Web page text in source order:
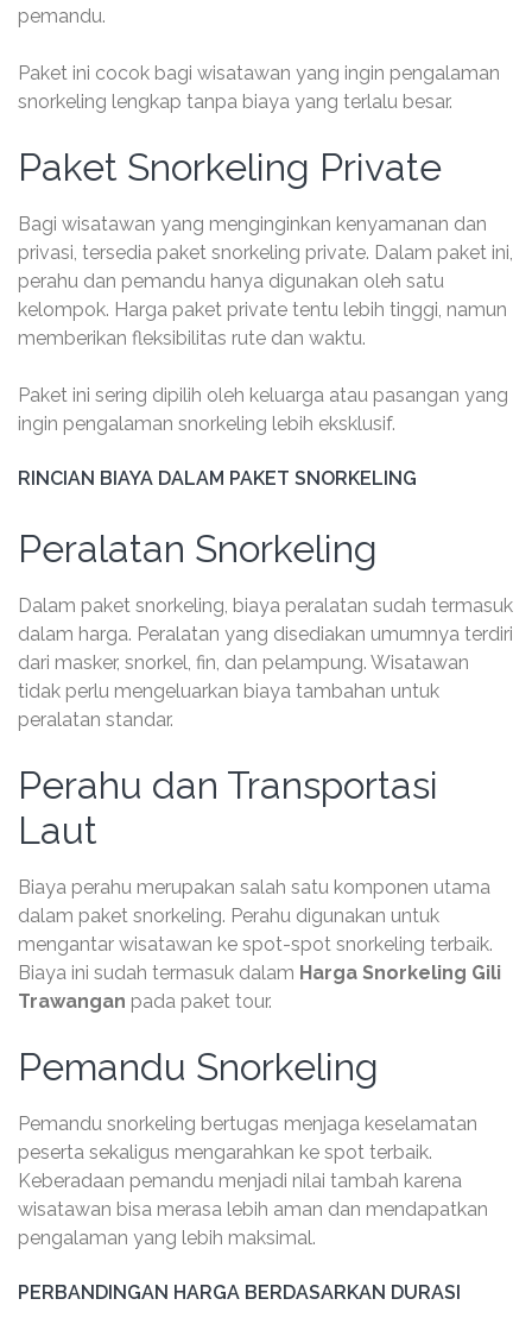
pemandu.
Paket ini cocok bagi wisatawan yang ingin pengalaman
snorkeling lengkap tanpa biaya yang terlalu besar.
Paket Snorkeling Private
Bagi wisatawan yang menginginkan kenyamanan dan
privasi, tersedia paket snorkeling private. Dalam paket ini,
perahu dan pemandu hanya digunakan oleh satu
kelompok. Harga paket private tentu lebih tinggi, namun
memberikan fleksibilitas rute dan waktu.
Paket ini sering dipilih oleh keluarga atau pasangan yang
ingin pengalaman snorkeling lebih eksklusif.
RINCIAN BIAYA DALAM PAKET SNORKELING
Peralatan Snorkeling
Dalam paket snorkeling, biaya peralatan sudah termasuk
dalam harga. Peralatan yang disediakan umumnya terdiri
dari masker, snorkel, fin, dan pelampung. Wisatawan
tidak perlu mengeluarkan biaya tambahan untuk
peralatan standar.
Perahu dan Transportasi
Laut
Biaya perahu merupakan salah satu komponen utama
dalam paket snorkeling. Perahu digunakan untuk
mengantar wisatawan ke spot-spot snorkeling terbaik.
Biaya ini sudah termasuk dalam Harga Snorkeling Gili
Trawangan pada paket tour.
Pemandu Snorkeling
Pemandu snorkeling bertugas menjaga keselamatan
peserta sekaligus mengarahkan ke spot terbaik.
Keberadaan pemandu menjadi nilai tambah karena
wisatawan bisa merasa lebih aman dan mendapatkan
pengalaman yang lebih maksimal.
PERBANDINGAN HARGA BERDASARKAN DURASI